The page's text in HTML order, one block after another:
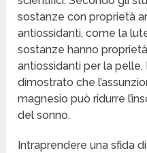
sostanze con proprietà
antiossidanti, come la
sostanze hanno
antiossidanti per la pelle.
dimostrato che
magnesio può ridurre
del sonno.
Intraprendere una sfida